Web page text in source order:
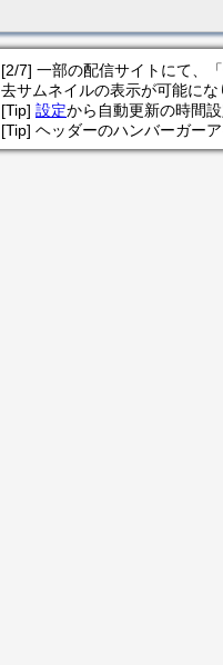
[2/7] 一部の配信サイトにて、
去サムネイルの表示が可能にな
[Tip] 設定から自動更新の時間
[Tip] ヘッダーのハンバーガー